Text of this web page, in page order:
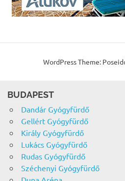
WordPress Theme:
BUDAPEST
Dandár Gyógyfürdő
Gellért Gyógyfürdő
Király Gyógyfürdő
Lukács Gyógyfürdő
Rudas Gyógyfürdő
Széchenyi Gyógyfürdő